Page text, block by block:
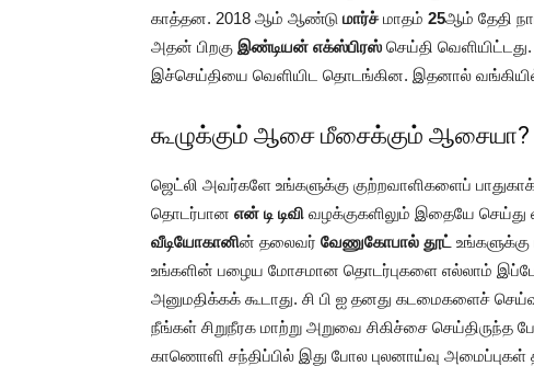
காத்தன. 2018 ஆம் ஆண்டு மார்ச்மாதம் 25ஆம் தேதி
அதன் பிறகு இண்டியன் எக்ஸ்பிரஸ் செய்தி
இச்செய்தியை வெளியிட தொடங்கின. இதனால்
கூழுக்கும் ஆசை மீசைக்கும் ஆசையா?
ஜெட்லி அவர்களே உங்களுக்கு குற்றவாளிகளைப்
தொடர்பான என் டி டிவி வழக்குகளிலும் இதையே
வீடியோகானின் தலைவர் வேணுகோபால் தூட்
உங்களின் பழைய மோசமான தொடர்புகளை எல்லாம்
அனுமதிக்கக் கூடாது. சி பி ஐ தனது கடமைகளைச்
நீங்கள் சிறுநீரக மாற்று அறுவை சிகிச்சை
காணொளி சந்திப்பில் இது போல புலனாய்வு